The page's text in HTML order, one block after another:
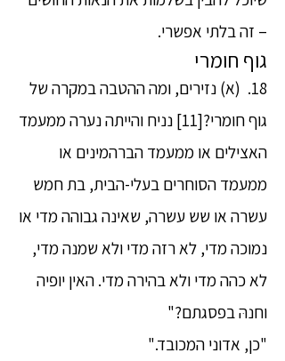
– זה בלתי אפשרי.
גוף חומרי
18. (א) נזירים, ומה ההטבה במקרה של
גוף חומרי?[11] נניח והייתה נערה ממעמד
האצילים או ממעמד הברהמינים או
ממעמד הסוחרים בעלי-הבית, בת חמש
עשרה או שש עשרה, שאינה גבוהה מדי או
נמוכה מדי, לא רזה מדי ולא שמנה מדי,
לא כהה מדי ולא בהירה מדי. האין יופיה
וחנהּ בפסגתם?"
"כן, אדוני המכובד."